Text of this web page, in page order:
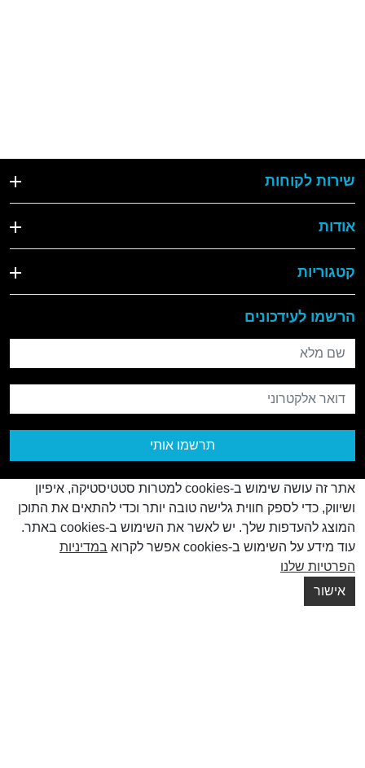
שירות לקוחות
אודות
קטגוריות
הרשמו לעידכונים
שם מלא
דואר אלקטרוני
תרשמו אותי
אתר זה עושה שימוש ב-cookies למטרות סטטיסטיקה, איפיון
ושיווק, כדי לספק חווית גלישה טובה יותר וכדי להתאים את התוכן
המוצג להעדפות שלך. יש לאשר את השימוש ב-cookies באתר.
עוד מידע על השימוש ב-cookies אפשר לקרוא
במדיניות
הפרטיות שלנו
אישור